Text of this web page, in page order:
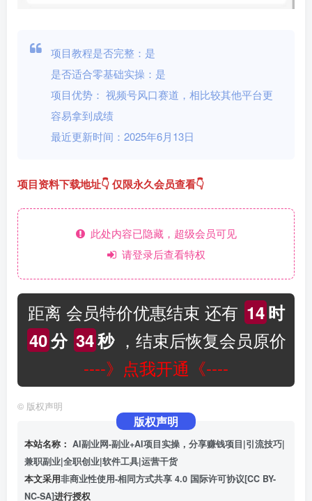
项目教程是否完整：是
是否适合零基础实操：是
项目优势： 视频号风口赛道，相比较其他平台更
容易拿到成绩
最近更新时间：2025年6月13日
项目资料下载地址👇 仅限永久会员查看👇
此处内容已隐藏，超级会员可见
请登录后查看特权
距离 会员特价优惠结束 还有 14时
40分 33秒，结束后恢复会员原价
----》点我开通《----
© 版权声明
版权声明
本站名称： AI副业网-副业+AI项目实操，分享赚钱项目|引流技巧|
兼职副业|全职创业|软件工具|运营干货
本文采用非商业性使用-相同方式共享 4.0 国际许可协议[CC BY-
NC-SA]进行授权